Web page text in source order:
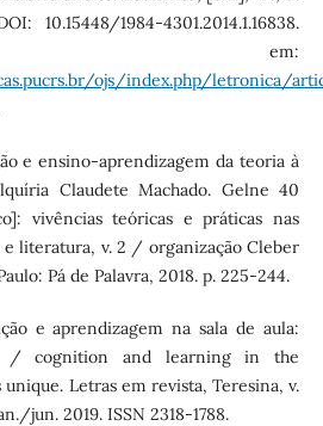
10.15448/1984-4301.2014.1.16838.
em:
ojs/index.php/letronica/
e ensino-aprendizagem da teoria à
Claudete Machado. Gelne 40
vivências teóricas e práticas nas
e literatura, v. 2 / organização Cleber
Pá de Palavra, 2018. p. 225-244.
e aprendizagem na sala de aula:
/ cognition and learning in the
Letras em revista, Teresina, v.
jun. 2019. ISSN 2318-1788.